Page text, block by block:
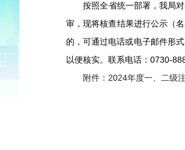
按照全省统一部署，我局对
审，现将核查结果进行公示（
的，可通过电话或电子邮件形
以便核实。联系电话：0730-
附件：2024年度一、二级